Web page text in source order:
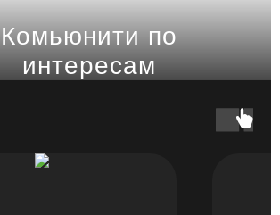
Комьюнити по
интересам